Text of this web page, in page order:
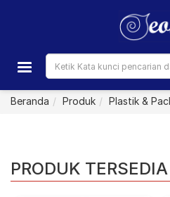
Beranda Produk Plastik &
PRODUK TERSEDIA